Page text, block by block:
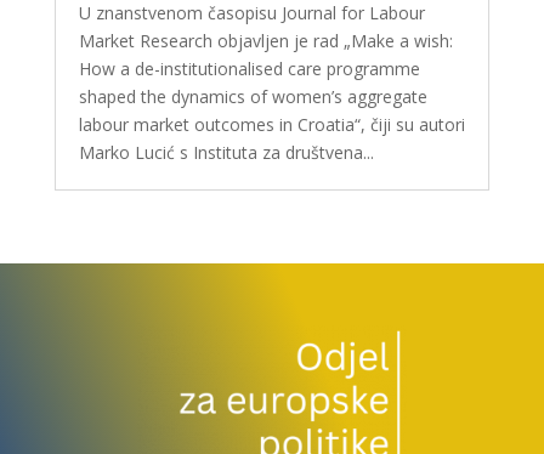
U znanstvenom časopisu Journal for Labour
Market Research objavljen je rad „Make a wish:
How a de-institutionalised care programme
shaped the dynamics of women’s aggregate
labour market outcomes in Croatia“, čiji su autori
Marko Lucić s Instituta za društvena...